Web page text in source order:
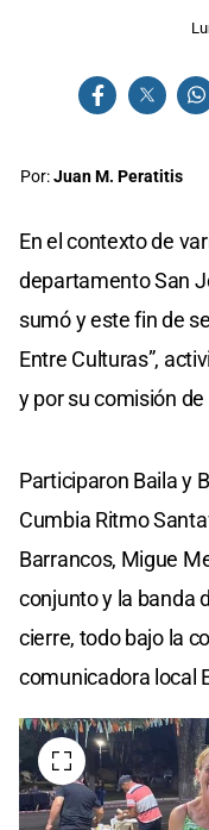
Por:Juan M. Peratitis
En el contexto de
departamento San
sumó y este fin de
Entre Culturas”,
y por su comisión
Participaron Baila y
Cumbia Ritmo
Barrancos, Migue
conjunto y la banda
cierre, todo bajo la
comunicadora local